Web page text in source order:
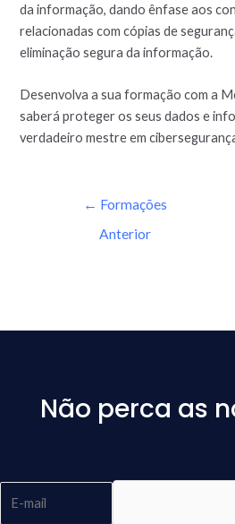
da informação, dando ênfase aos
relacionadas com cópias de
eliminação segura da informação.
Desenvolva a sua formação com a
saberá proteger os seus dados e
verdadeiro mestre em
← Formações
Anterior
Não perca as